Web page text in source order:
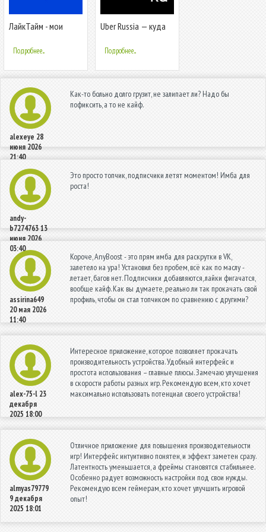
ЛайкТайм - мои
Подробнее...
Uber Russia — куда
такси
Подробнее...
alexeye 28
июня 2026
21:40
Как-то больно долго грузит, не залипает ли? Надо бы
пофиксить, а то не кайф.
andy-
b727476313
июня 2026
03:40
Это просто топчик, подписчики летят моментом! Имба для
роста!
assirina649
20 мая 2026
11:40
Короче, AnyBoost - это прям имба для раскрутки в VK,
залетело на ура! Установил без пробем, всё как по маслу -
летает, багов нет. Подписчики добавляются, лайки фигачатся,
вообще кайф. Как вы думаете, реально ли так прокачать свой
профиль, чтобы он стал топчиком по сравнению с другими?
alex-75-l 23
декабря
2025 18:00
Интересное приложение, которое позволяет прокачать
производительность устройства. Удобный интерфейс и
простота использования – главные плюсы. Замечаю улучшения
в скорости работы разных игр. Рекомендую всем, кто хочет
максимально использовать потенциал своего устройства!
almyas79779
9 декабря
2025 18:01
Отличное приложение для повышения производительности
игр! Интерфейс интуитивно понятен, и эффект заметен сразу.
Латентность уменьшается, а фреймы становятся стабильнее.
Особенно радует возможность настройки под свои нужды.
Рекомендую всем геймерам, кто хочет улучшить игровой
опыт!